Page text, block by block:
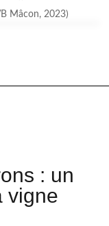
Mâcon, 2023)
: un
vigne